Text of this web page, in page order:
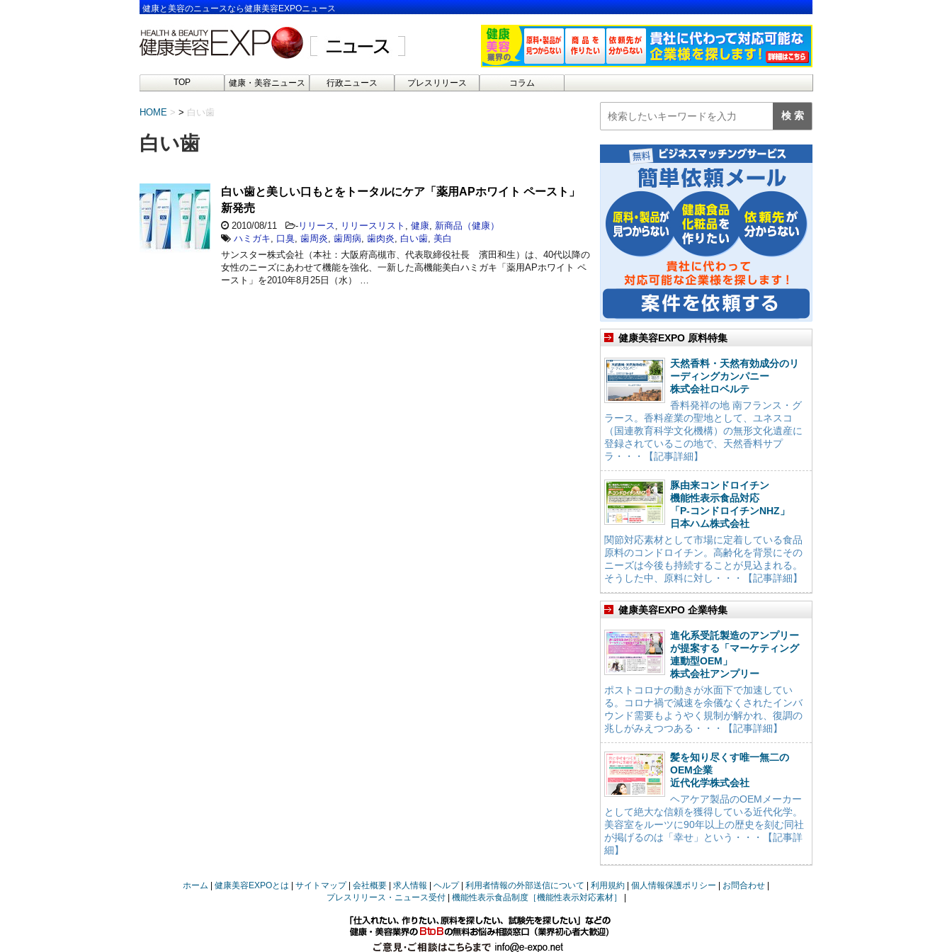
健康と美容のニュースなら健康美容EXPOニュース
TOP 健康・美容ニュース 行政ニュース プレスリリース コラム
HOME > 白い歯
白い歯
白い歯と美しい口もとをトータルにケア「薬用APホワイト ペースト」
新発売
2010/08/11 - リリース リリースリスト 健康 新商品（健康）
ハミガキ
口臭 歯周炎 歯周病 歯肉炎 白い歯 美白
サンスター株式会社（本社：大阪府高槻市、代表取締役社長 濱田和生）は、40代以降の
女性のニーズにあわせて機能を強化、一新した高機能美白ハミガキ「薬用APホワイト ペ
ースト」を2010年8月25日（水） …
健康美容EXPO 原料特集
天然香料・天然有効成分のリ
ーディングカンパニー
株式会社ロベルテ
香料発祥の地 南フランス・グ
ラース。香料産業の聖地として、ユネスコ
（国連教育科学文化機構）の無形文化遺産に
登録されているこの地で、天然香料サプ
ラ・・・【記事詳細】
豚由来コンドロイチン
機能性表示食品対応
「P-コンドロイチンNHZ」
日本ハム株式会社
関節対応素材として市場に定着している食品
原料のコンドロイチン。高齢化を背景にその
ニーズは今後も持続することが見込まれる。
そうした中、原料に対し・・・【記事詳細】
健康美容EXPO 企業特集
進化系受託製造のアンプリー
が提案する「マーケティング
連動型OEM」
株式会社アンプリー
ポストコロナの動きが水面下で加速してい
る。コロナ禍で減速を余儀なくされたインバ
ウンド需要もようやく規制が解かれ、復調の
兆しがみえつつある・・・【記事詳細】
髪を知り尽くす唯一無二の
OEM企業
近代化学株式会社
ヘアケア製品のOEMメーカー
として絶大な信頼を獲得している近代化学。
美容室をルーツに90年以上の歴史を刻む同社
が掲げるのは「幸せ」という・・・【記事詳
細】
ホーム 健康美容EXPOとは サイトマップ 会社概要 求人情報 ヘルプ 利用者情報の外部送信について 利用規約 個人情報保護ポリシー
お問合わせ
プレスリリース・ニュース受付
機能性表示食品制度［機能性表示対応素材］